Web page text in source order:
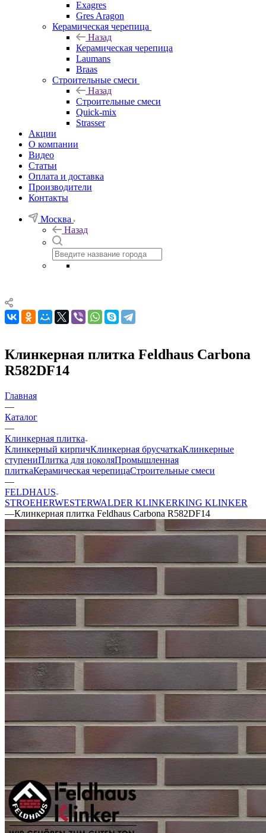
Exagres
Gres Aragon
Керамическая черепица
Назад
Керамическая черепица
Laumans
Braas
Строительные смеси
Назад
Строительные смеси
Quick-mix
Strasser
Акции
О компании
Видео
Статьи
Оплата и доставка
Производители
Контакты
Москва
Назад
Клинкерная плитка Feldhaus Carbona
R582DF14
Главная
—
Каталог
—
Клинкерная плитка
Клинкерный кирпичКлинкерная брусчаткаКлинкерные
ступениПлитка для цоколяПромышленная
плиткаКерамическая черепицаСтроительные смеси
—
FELDHAUS
STROEHERWESTERWALDER KLINKERKING KLINKER
—Клинкерная плитка Feldhaus Carbona R582DF14